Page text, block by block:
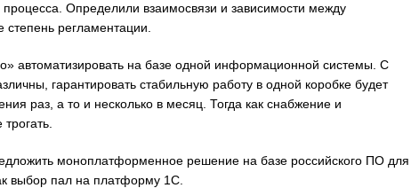
процесса. Определили взаимосвязи и зависимости между
регламентации.
автоматизировать на базе одной информационной системы. С
гарантировать стабильную работу в одной коробке будет
раз, а то и несколько в месяц. Тогда как снабжение и
моноплатформенное решение на базе российского ПО для
выбор пал на платформу 1С.